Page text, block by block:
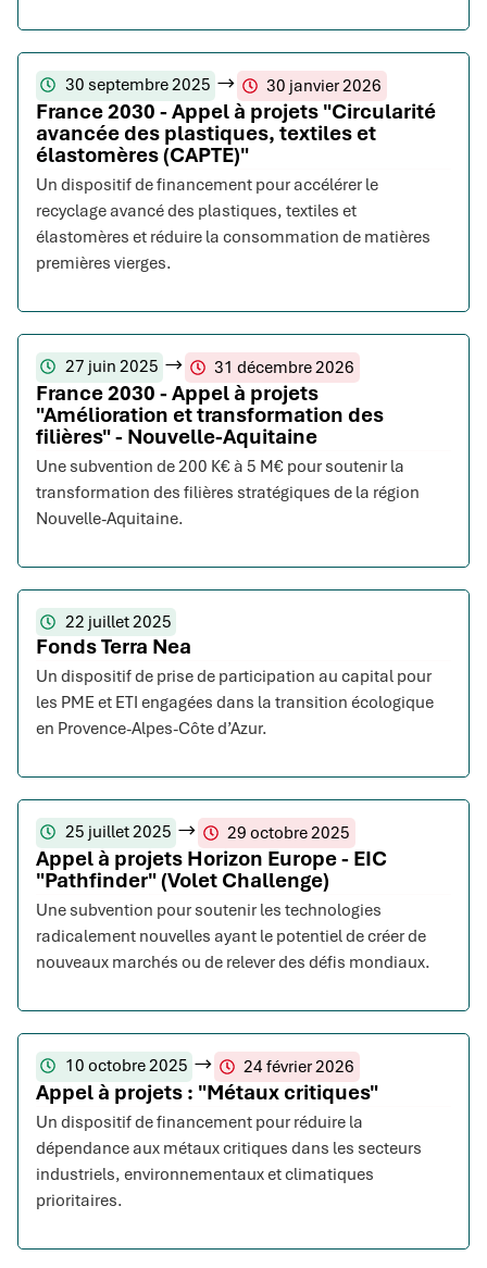
30 septembre 2025 30 janvier 2026
France 2030 - Appel à projets "Circularité
avancée des plastiques, textiles et
élastomères (CAPTE)"
Un dispositif de financement pour accélérer le
recyclage avancé des plastiques, textiles et
élastomères et réduire la consommation de matières
premières vierges.
27 juin 2025 31 décembre 2026
France 2030 - Appel à projets
"Amélioration et transformation des
filières" - Nouvelle-Aquitaine
Une subvention de 200 K€ à 5 M€ pour soutenir la
transformation des filières stratégiques de la région
Nouvelle-Aquitaine.
22 juillet 2025
Fonds Terra Nea
Un dispositif de prise de participation au capital pour
les PME et ETI engagées dans la transition écologique
en Provence-Alpes-Côte d’Azur.
25 juillet 2025 29 octobre 2025
Appel à projets Horizon Europe - EIC
"Pathfinder" (Volet Challenge)
Une subvention pour soutenir les technologies
radicalement nouvelles ayant le potentiel de créer de
nouveaux marchés ou de relever des défis mondiaux.
10 octobre 2025 24 février 2026
Appel à projets : "Métaux critiques"
Un dispositif de financement pour réduire la
dépendance aux métaux critiques dans les secteurs
industriels, environnementaux et climatiques
prioritaires.